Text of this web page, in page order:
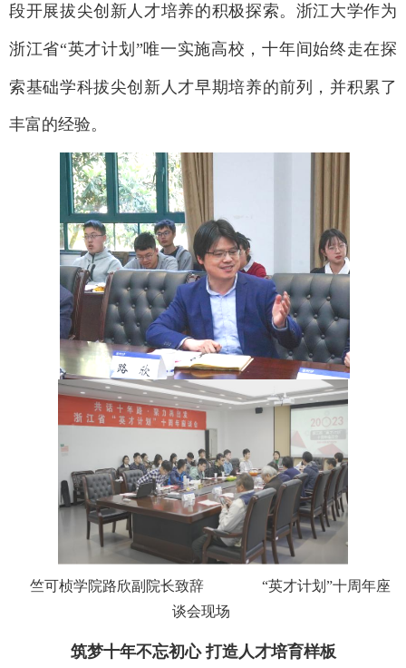
段开展拔尖创新人才培养的积极探索。浙江大学作为
浙江省“英才计划”唯一实施高校，十年间始终走在探
索基础学科拔尖创新人才早期培养的前列，并积累了
丰富的经验。
竺可桢学院路欣副院长致辞
“英才计划”十周年座
谈会现场
筑梦十年不忘初心 打造人才培育样板